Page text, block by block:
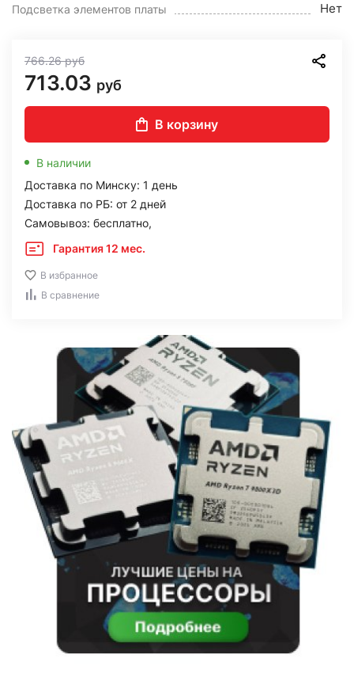
Подсветка элементов платы Нет
766.26руб
713.03 руб
В корзину
В наличии
Доставка по Минску: 1 день
Доставка по РБ: от 2 дней
Самовывоз: бесплатно,
Гарантия 12 мес.
В избранное
В сравнение